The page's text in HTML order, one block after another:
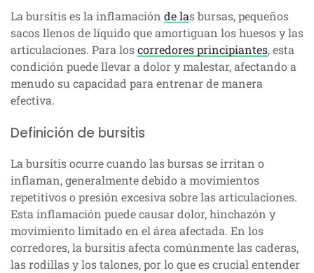
La bursitis es la inflamación de las bursas, pequeños
sacos llenos de líquido que amortiguan los huesos y las
articulaciones. Para loscorredores principiantes, esta
condición puede llevar a dolor y malestar, afectando a
menudo su capacidad para entrenar de manera
efectiva.
Definición de bursitis
La bursitis ocurre cuando las bursas se irritan o
inflaman, generalmente debido a movimientos
repetitivos o presión excesiva sobre las articulaciones.
Esta inflamación puede causar dolor, hinchazón y
movimiento limitado en el área afectada. En los
corredores, la bursitis afecta comúnmente las caderas,
las rodillas y los talones, por lo que es crucial entender